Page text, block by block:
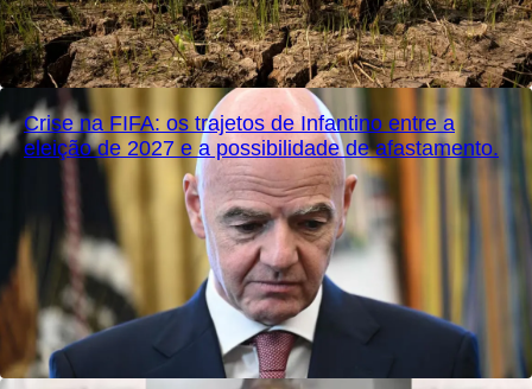
Crise na FIFA: os trajetos de Infantino entre a
eleição de 2027 e a possibilidade de afastamento.